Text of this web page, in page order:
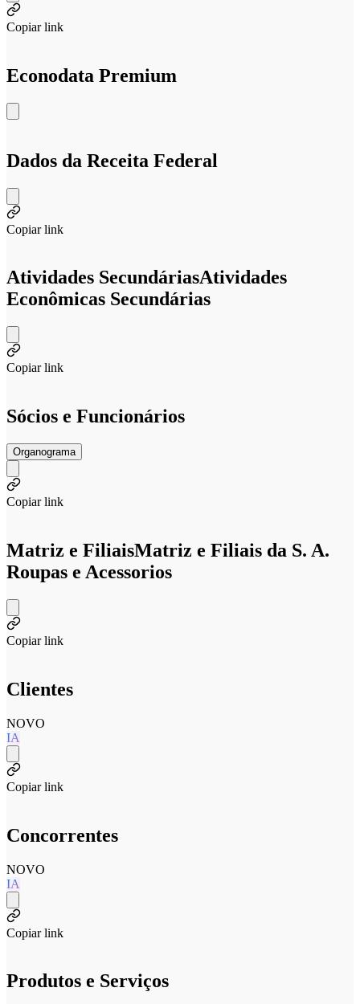
Copiar link
Econodata Premium
Dados da Receita Federal
Copiar link
Atividades SecundáriasAtividades
Econômicas Secundárias
Copiar link
Sócios e Funcionários
Organograma
Copiar link
Matriz e FiliaisMatriz e Filiais da S. A.
Roupas e Acessorios
Copiar link
Clientes
NOVO
IA
Copiar link
Concorrentes
NOVO
IA
Copiar link
Produtos e Serviços